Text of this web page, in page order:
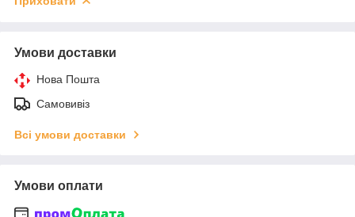
Умови доставки
Нова Пошта
Самовивіз
Всі умови доставки
Умови оплати